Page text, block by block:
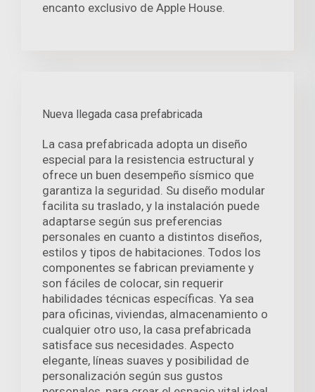
encanto exclusivo de Apple House.
Nueva llegada casa prefabricada
La casa prefabricada adopta un diseño
especial para la resistencia estructural y
ofrece un buen desempeño sísmico que
garantiza la seguridad. Su diseño modular
facilita su traslado, y la instalación puede
adaptarse según sus preferencias
personales en cuanto a distintos diseños,
estilos y tipos de habitaciones. Todos los
componentes se fabrican previamente y
son fáciles de colocar, sin requerir
habilidades técnicas específicas. Ya sea
para oficinas, viviendas, almacenamiento o
cualquier otro uso, la casa prefabricada
satisface sus necesidades. Aspecto
elegante, líneas suaves y posibilidad de
personalización según sus gustos